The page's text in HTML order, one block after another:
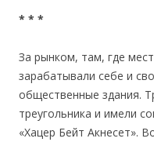
* * *
За рынком, там, где
зарабатывали себе и
общественные здания.
треугольника и имели
«Хацер Бейт Акнесет».